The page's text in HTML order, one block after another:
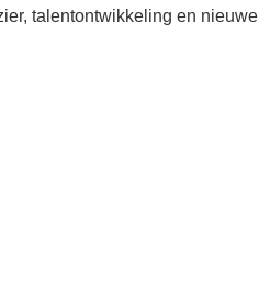
talentontwikkeling en nieuwe